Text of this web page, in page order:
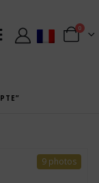
0
9 photos